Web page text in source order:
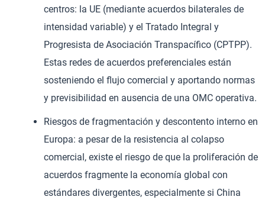
centros: la UE (mediante acuerdos bilaterales de
intensidad variable) y el Tratado Integral y
Progresista de Asociación Transpacífico (CPTPP).
Estas redes de acuerdos preferenciales están
sosteniendo el flujo comercial y aportando normas
y previsibilidad en ausencia de una OMC operativa.
Riesgos de fragmentación y descontento interno en
Europa: a pesar de la resistencia al colapso
comercial, existe el riesgo de que la proliferación de
acuerdos fragmente la economía global con
estándares divergentes, especialmente si China